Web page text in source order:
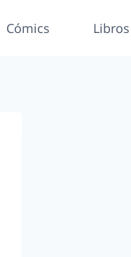
Cómics Libros